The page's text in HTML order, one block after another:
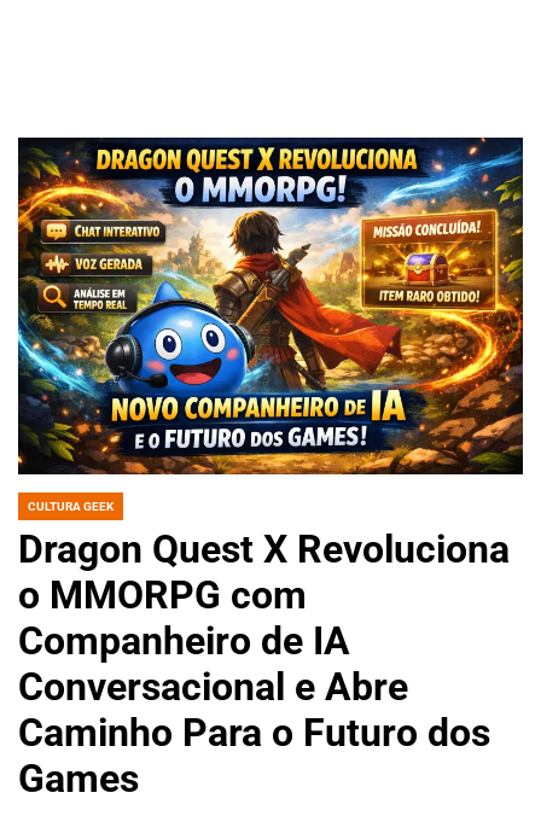
POSTED
CULTURA GEEK
Dragon Quest X Revoluciona
o MMORPG com
Companheiro de IA
Conversacional e Abre
Caminho Para o Futuro dos
Games